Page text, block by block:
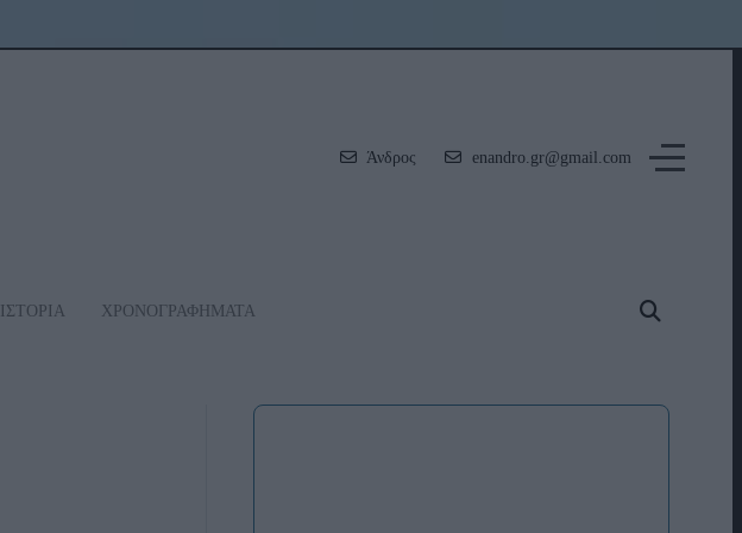
Άνδρος enandro.gr@gmail.com
ΙΣΤΟΡΙΑ ΧΡΟΝΟΓΡΑΦΗΜΑΤΑ